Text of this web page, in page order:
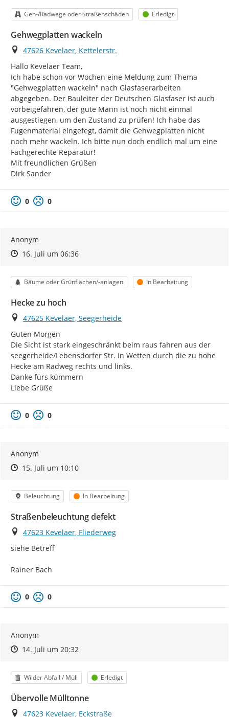
Kategorie
Geh-/Radwege oder Straßenschäden Status
Erledigt
Gehwegplatten wackeln
Ort
47626 Kevelaer, Kettelerstr.
Hallo Kevelaer Team,
Ich habe schon vor Wochen eine Meldung zum Thema
"Gehwegplatten wackeln" nach Glasfaserarbeiten
abgegeben. Der Bauleiter der Deutschen Glasfaser ist auch
vorbeigefahren, der gute Mann ist noch nicht einmal
ausgestiegen, um den Zustand zu prüfen! Ich habe das
Fugenmaterial eingefegt, damit die Gehwegplatten nicht
noch mehr wackeln. Ich bitte nun doch endlich mal um eine
Fachgerechte Reparatur!
Mit freundlichen Grüßen
Dirk Sander
0 0
Anonym
Zeitpunkt des Erstellens
Zeitpunkt des Erstellens
16. Juli um 06:36Zur Äußerung
Kategorie
Bäume oder Grünflächen/-anlagen Status
In Bearbeitung
Hecke zu hoch
Ort
47625 Kevelaer, Seegerheide
Guten Morgen
Die Sicht ist stark eingeschränkt beim raus fahren aus der
seegerheide/Lebensdorfer Str. In Wetten durch die zu hohe
Hecke am Radweg rechts und links.
Danke fürs kümmern
Liebe Grüße
0 0
Anonym
Zeitpunkt des Erstellens
Zeitpunkt des Erstellens
15. Juli um 10:10Zur Äußerung
Kategorie
Beleuchtung Status
In Bearbeitung
Straßenbeleuchtung defekt
Ort
47623 Kevelaer, Fliederweg
siehe Betreff
Rainer Bach
0 0
Anonym
Zeitpunkt des Erstellens
Zeitpunkt des Erstellens
14. Juli um 20:32Zur Äußerung
Kategorie
Wilder Abfall / Müll Status
Erledigt
Übervolle Mülltonne
Ort
47623 Kevelaer, Eckstraße